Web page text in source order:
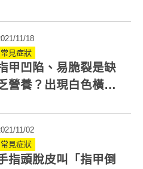
11/18
常見症狀
甲凹陷、易脆裂是缺
營養？出現白色橫條
11/02
常見症狀
指頭脫皮叫「指甲倒